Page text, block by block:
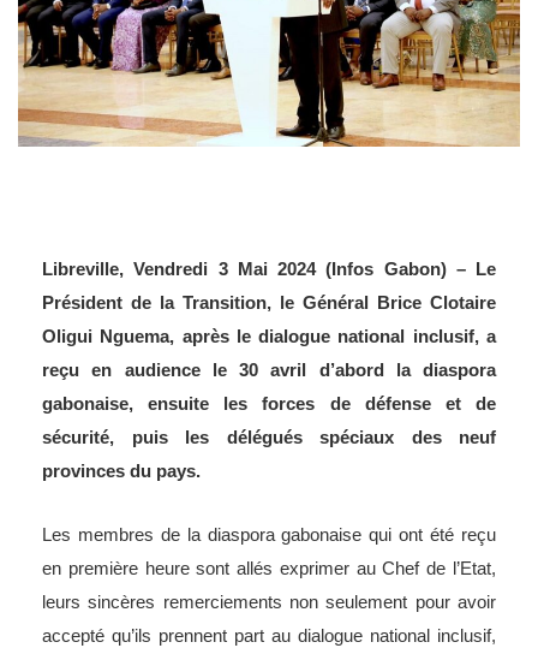
Libreville, Vendredi 3 Mai 2024 (Infos Gabon) – Le
Président de la Transition, le Général Brice Clotaire
Oligui Nguema, après le dialogue national inclusif, a
reçu en audience le 30 avril d’abord la diaspora
gabonaise, ensuite les forces de défense et de
sécurité, puis les délégués spéciaux des neuf
provinces du pays.
Les membres de la diaspora gabonaise qui ont été reçu
en première heure sont allés exprimer au Chef de l’Etat,
leurs sincères remerciements non seulement pour avoir
accepté qu’ils prennent part au dialogue national inclusif,